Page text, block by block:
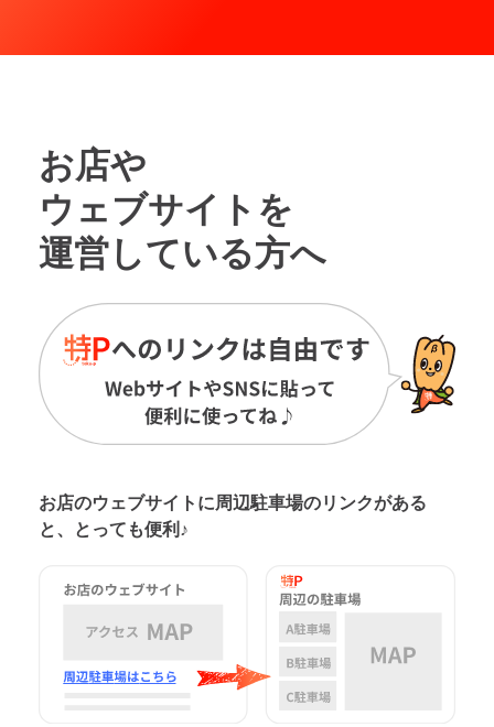
お店や
ウェブサイトを
運営している方へ
お店のウェブサイトに周辺駐車場のリンクがある
と、とっても便利♪